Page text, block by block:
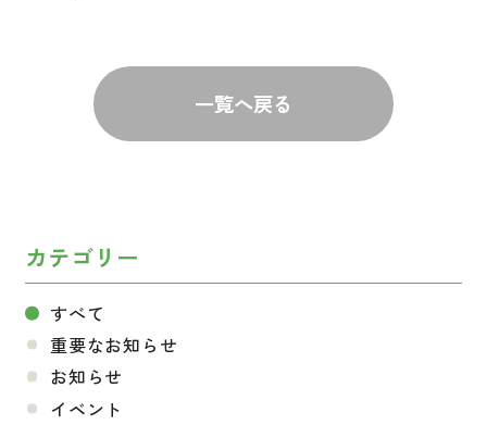
カテゴリー
すべて
重要なお知らせ
お知らせ
イベント
一覧へ戻る